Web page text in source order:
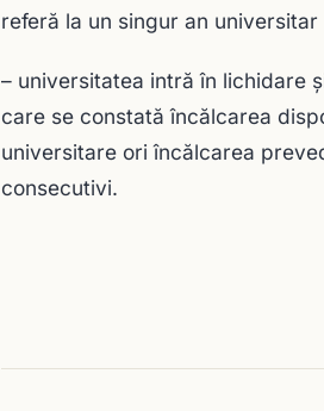
referă la un singur an
– universitatea intră în lichidare
care se constată încălcarea
universitare ori încălcarea
consecutivi.